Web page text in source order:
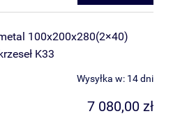
100x200x280(2×40)
K33
Wysyłka w: 14 dni
7 080,00 zł